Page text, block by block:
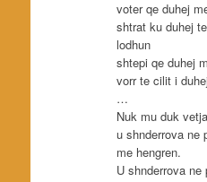
voter qe duhej
shtrat ku duhej
lodhun
shtepi qe duhej
vorr te cilit i
…
Nuk mu duk
u shnderrova ne
me hengren.
U shnderrova ne